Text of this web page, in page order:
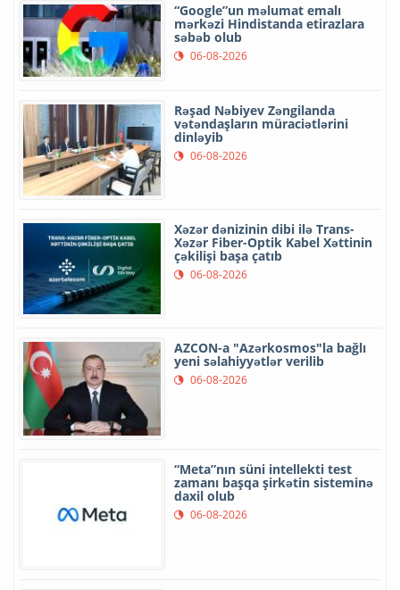
“Google”un məlumat emalı
mərkəzi Hindistanda etirazlara
səbəb olub
06-08-2026
Rəşad Nəbiyev Zəngilanda
vətəndaşların müraciətlərini
dinləyib
06-08-2026
Xəzər dənizinin dibi ilə Trans-
Xəzər Fiber-Optik Kabel Xəttinin
çəkilişi başa çatıb
06-08-2026
AZCON-a "Azərkosmos"la bağlı
yeni səlahiyyətlər verilib
06-08-2026
“Meta”nın süni intellekti test
zamanı başqa şirkətin sisteminə
daxil olub
06-08-2026